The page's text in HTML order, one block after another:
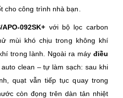
cho công trình nhà bạn.
092SK+ với bộ lọc carbon
mùi khó chịu trong không khí
trong lành. Ngoài ra máy điều
clean – tự làm sạch: sau khi
quạt vẫn tiếp tục quay trong
còn đọng trên dàn tản nhiệt